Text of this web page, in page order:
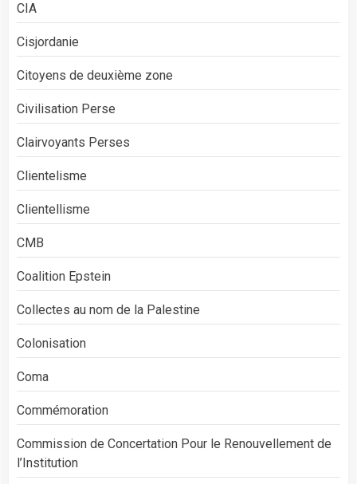
CIA
Cisjordanie
Citoyens de deuxième zone
Civilisation Perse
Clairvoyants Perses
Clientelisme
Clientellisme
CMB
Coalition Epstein
Collectes au nom de la Palestine
Colonisation
Coma
Commémoration
Commission de Concertation Pour le Renouvellement de
l’Institution